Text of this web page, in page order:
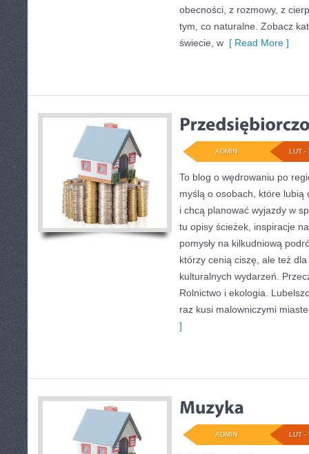
obecności, z rozmowy, z
tym, co naturalne. Zobacz
świecie, w [ Read More ]
LUT -
ADMIN
To blog o wędrowaniu po
myślą o osobach, które lubią
i chcą planować wyjazdy w
tu opisy ścieżek, inspiracje
pomysły na kilkudniową
którzy cenią ciszę, ale też
kulturalnych wydarzeń.
Rolnictwo i ekologia.
raz kusi malowniczymi
]
LUT -
ADMIN